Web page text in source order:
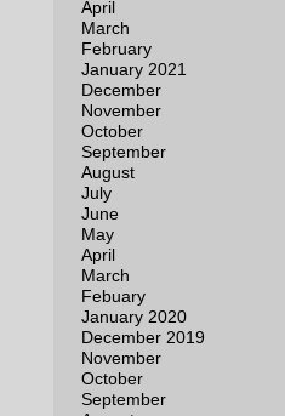
April
March
February
January 2021
December
November
October
September
August
July
June
May
April
March
Febuary
January 2020
December 2019
November
October
September